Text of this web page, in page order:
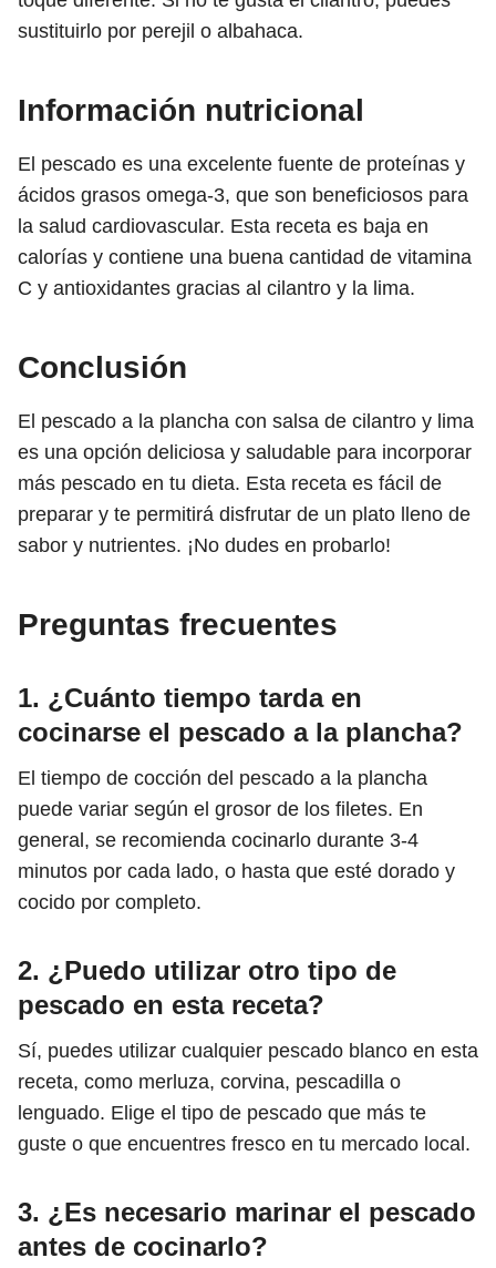
sustituirlo por perejil o albahaca.
Información nutricional
El pescado es una excelente fuente de proteínas y
ácidos grasos omega-3, que son beneficiosos para
la salud cardiovascular. Esta receta es baja en
calorías y contiene una buena cantidad de vitamina
C y antioxidantes gracias al cilantro y la lima.
Conclusión
El pescado a la plancha con salsa de cilantro y lima
es una opción deliciosa y saludable para incorporar
más pescado en tu dieta. Esta receta es fácil de
preparar y te permitirá disfrutar de un plato lleno de
sabor y nutrientes. ¡No dudes en probarlo!
Preguntas frecuentes
1. ¿Cuánto tiempo tarda en
cocinarse el pescado a la plancha?
El tiempo de cocción del pescado a la plancha
puede variar según el grosor de los filetes. En
general, se recomienda cocinarlo durante 3-4
minutos por cada lado, o hasta que esté dorado y
cocido por completo.
2. ¿Puedo utilizar otro tipo de
pescado en esta receta?
Sí, puedes utilizar cualquier pescado blanco en esta
receta, como merluza, corvina, pescadilla o
lenguado. Elige el tipo de pescado que más te
guste o que encuentres fresco en tu mercado local.
3. ¿Es necesario marinar el pescado
antes de cocinarlo?